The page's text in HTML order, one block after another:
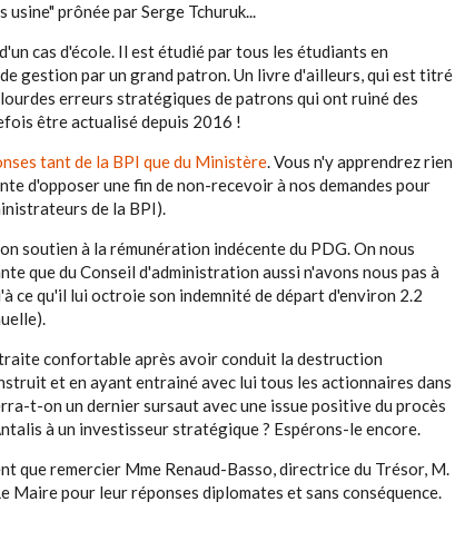
prônée par Serge Tchuruk...
cas d'école. Il est étudié par tous les étudiants en
gestion par un grand patron. Un livre d'ailleurs, qui est titré
erreurs stratégiques de patrons qui ont ruiné des
être actualisé depuis 2016 !
tant de la BPI que du Ministère. Vous n'y apprendrez rien
d'opposer une fin de non-recevoir à nos demandes pour
de la BPI).
soutien à la rémunération indécente du PDG. On nous
que du Conseil d'administration aussi n'avons nous pas à
ce qu'il lui octroie son indemnité de départ d'environ 2.2
confortable après avoir conduit la destruction
et en ayant entrainé avec lui tous les actionnaires dans
t-on un dernier sursaut avec une issue positive du procès
à un investisseur stratégique ? Espérons-le encore.
que remercier Mme Renaud-Basso, directrice du Trésor, M.
Maire pour leur réponses diplomates et sans conséquence.